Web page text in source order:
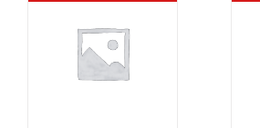
ILLUMINAZIONE